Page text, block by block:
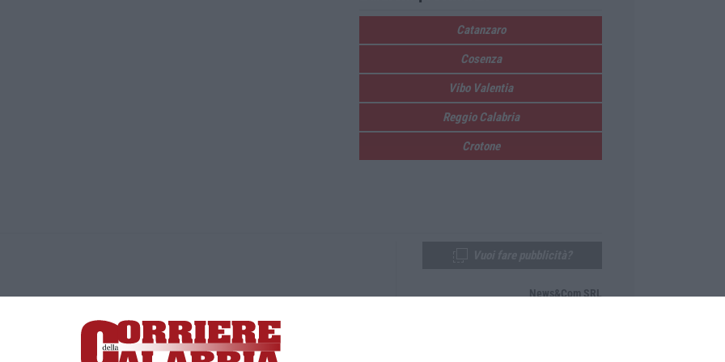
Catanzaro
Cosenza
Vibo Valentia
Reggio Calabria
Crotone
Lamezia Terme (CZ)
responsabile Paola Militano |Privacy
News&Com SRL